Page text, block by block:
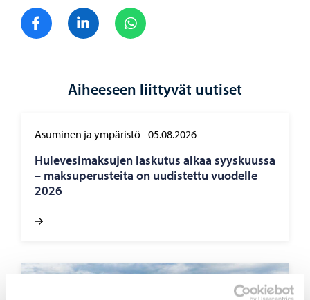
Jaa FacebookJaa LinkedIn
Aiheeseen liittyvät uutiset
Asuminen ja ympäristö-05.08.2026
Hu­le­ve­si­mak­su­jen las­ku­tus alkaa syys­kuus­sa
– mak­su­pe­rus­tei­ta on uu­dis­tet­tu vuo­del­le
2026